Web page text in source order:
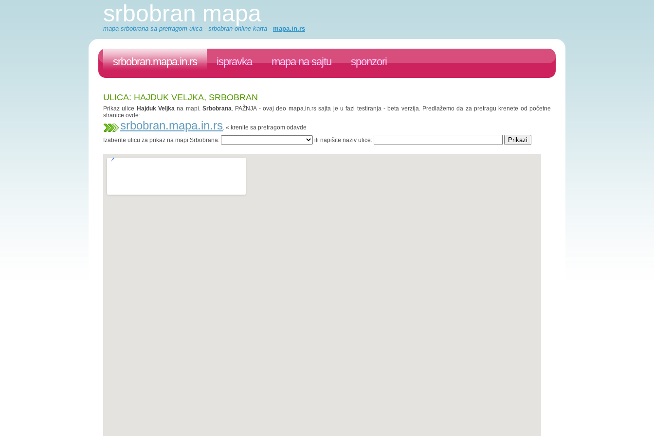
srbobran mapa
mapa srbobrana sa pretragom ulica - srbobran online karta - mapa.in.rs
srbobran.mapa.in.rs ispravka mapa na sajtu sponzori
ULICA: HAJDUK VELJKA, SRBOBRAN
Prikaz ulice Hajduk Veljka na mapi.Srbobrana. PAŽNJA - ovaj deo mapa.in.rs sajta je u fazi testiranja - beta verzija. Predlažemo da za pretragu krenete od početne
stranice ovde:
srbobran.mapa.in.rs. « krenite sa pretragom odavde
Izaberite ulicu za prikaz na mapi Srbobrana:
ili napišite naziv ulice: